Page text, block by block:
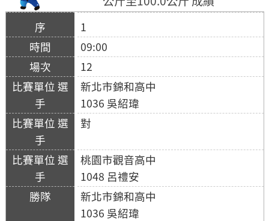
1
09:00
12
新北市錦和高中
1036 吳紹瑋
對
桃園市觀音高中
1048 呂禮安
新北市錦和高中
1036 吳紹瑋